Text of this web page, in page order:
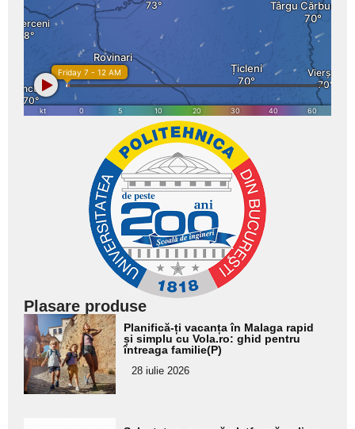
Plasare produse
Adaugă
aici textul
pentru
subtitlu
Planifică-ți vacanța în Malaga rapid
și simplu cu Vola.ro: ghid pentru
întreaga familie(P)
28 iulie 2026